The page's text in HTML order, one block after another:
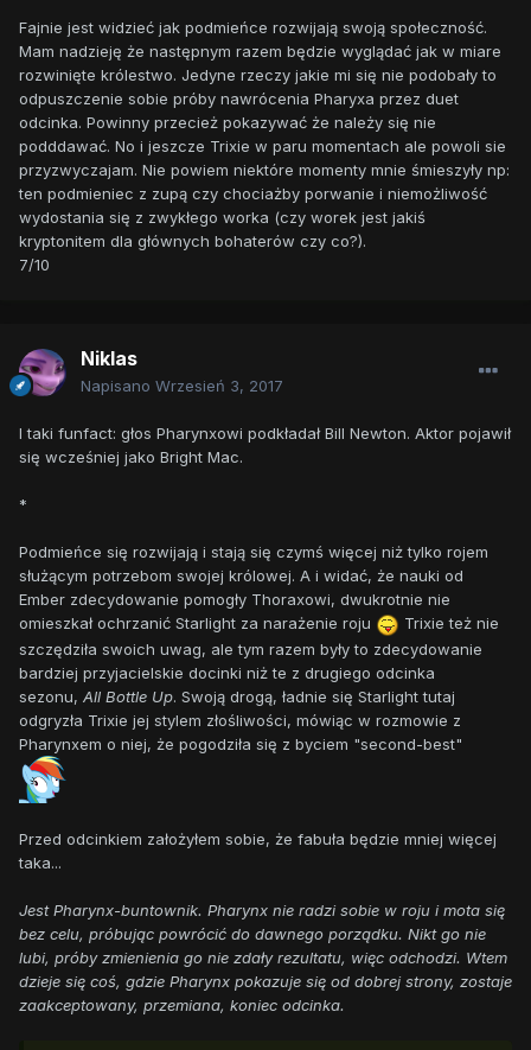
Fajnie jest widzieć jak podmieńce rozwijają swoją społeczność.
Mam nadzieję że następnym razem będzie wyglądać jak w miare
rozwinięte królestwo. Jedyne rzeczy jakie mi się nie podobały to
odpuszczenie sobie próby nawrócenia Pharyxa przez duet
odcinka. Powinny przecież pokazywać że należy się nie
podddawać. No i jeszcze Trixie w paru momentach ale powoli sie
przyzwyczajam. Nie powiem niektóre momenty mnie śmieszyły np:
ten podmieniec z zupą czy chociażby porwanie i niemożliwość
wydostania się z zwykłego worka (czy worek jest jakiś
kryptonitem dla głównych bohaterów czy co?).
7/10
Niklas
Napisano Wrzesień 3, 2017
I taki funfact: głos Pharynxowi podkładał Bill Newton. Aktor pojawił
się wcześniej jako Bright Mac.
*
Podmieńce się rozwijają i stają się czymś więcej niż tylko rojem
służącym potrzebom swojej królowej. A i widać, że nauki od
Ember zdecydowanie pomogły Thoraxowi, dwukrotnie nie
omieszkał ochrzanić Starlight za narażenie roju
Trixie też nie
szczędziła swoich uwag, ale tym razem były to zdecydowanie
bardziej przyjacielskie docinki niż te z drugiego odcinka
sezonu, All Bottle Up. Swoją drogą, ładnie się Starlight tutaj
odgryzła Trixie jej stylem złośliwości, mówiąc w rozmowie z
Pharynxem o niej, że pogodziła się z byciem "second-best"
Przed odcinkiem założyłem sobie, że fabuła będzie mniej więcej
taka...
Jest Pharynx-buntownik. Pharynx nie radzi sobie w roju i mota się
bez celu, próbując powrócić do dawnego porządku. Nikt go nie
lubi, próby zmienienia go nie zdały rezultatu, więc odchodzi. Wtem
dzieje się coś, gdzie Pharynx pokazuje się od dobrej strony, zostaje
zaakceptowany, przemiana, koniec odcinka.